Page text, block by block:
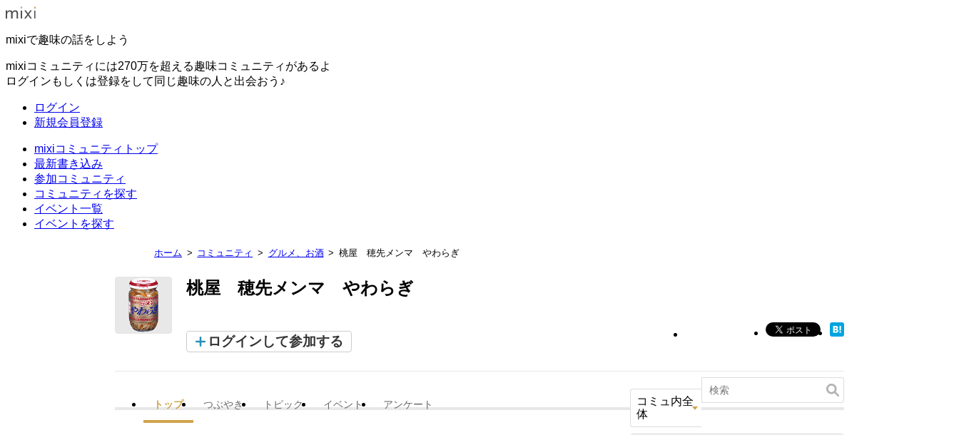
mixiで趣味の話をしよう
mixiコミュニティには270万を超える趣味コミュニティがあるよ
ログインもしくは登録をして同じ趣味の人と出会おう♪
ログイン
新規会員登録
mixiコミュニティトップ
最新書き込み
参加コミュニティ
コミュニティを探す
イベント一覧
イベントを探す
ホーム コミュニティ グルメ、お酒 桃屋 穂先メンマ やわらぎ
桃屋 穂先メンマ やわらぎ
ログインして参加する
トップ つぶやき トピック イベント アンケート
コミュ内全
体